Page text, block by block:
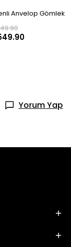
Anvelop Gömlek
Yorum Yap